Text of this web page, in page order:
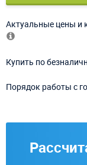
Актуальные цены и
Купить по
Порядок работы с